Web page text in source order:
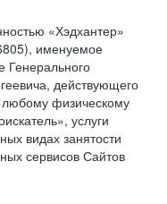
«Хэдхантер»
именуемое
Генерального
действующего
любому физическому
услуги
видах занятости
сервисов Сайтов